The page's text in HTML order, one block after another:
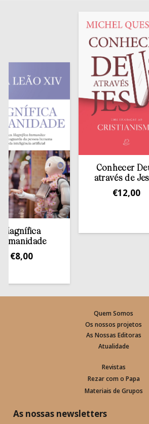
Conhecer Deus
através de Jesus
12,00
Quem Somos
Os nossos projetos
As Nossas Editoras
Atualidade
Revistas
Rezar com o Papa
Materiais de Grupos
As nossas newsletters